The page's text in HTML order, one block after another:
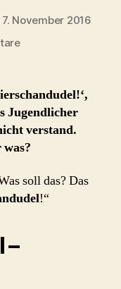
7. November 2016
zu
das
Bremer
Missingsch
Jugendlicher
verstand.
soll das? Das
!“
–